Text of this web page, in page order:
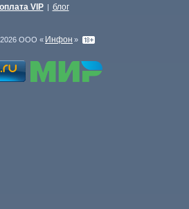
оплата VIP | блог
ООО « Инфон »